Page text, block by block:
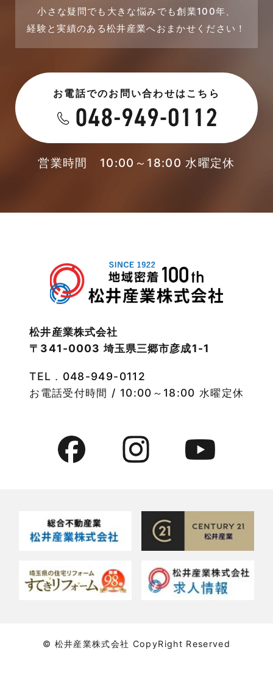
採用情報
未分類
未分類
本店-ブログ
東武スカイツリーライン
注文住宅施工事例
物件検索
物件特集
竹ノ塚店-ブログ
貸倉庫・その他
貸店舗活用事例
賃貸物件
賃貸用マンション・アパート
2023年7月
2023年5月
2023年4月
2023年3月
2022年11月
2022年9月
2022年8月
2022年6月
2022年3月
2022年2月
小さな疑問でも大きな悩みでも創業100年、
経験と実績のある松井産業へおまかせください！
お電話でのお問い合わせはこちら
営業時間 10:00～18:00 水曜定休
松井産業株式会社
〒341-0003 埼玉県三郷市彦成1-1
TEL． 048-949-0112
お電話受付時間 / 10:00～18:00 水曜定休
© 松井産業株式会社 CopyRight Reserved